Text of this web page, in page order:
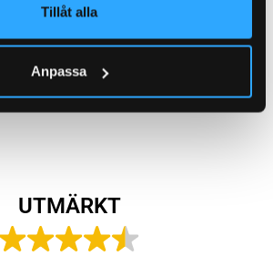
Tillåt alla
Anpassa
Hake kort 35×26 till
6429506
11 kr
UTMÄRKT